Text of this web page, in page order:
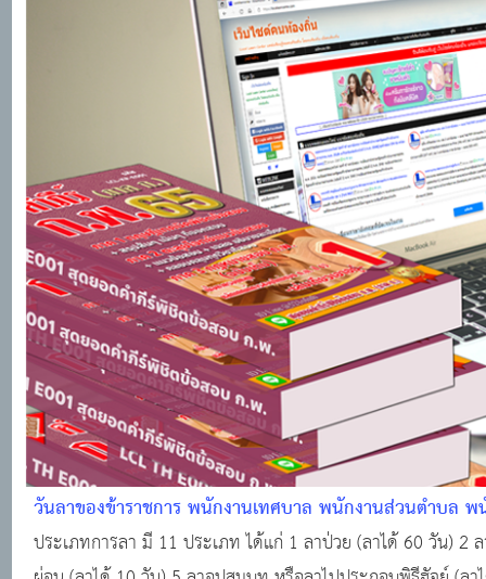
วันลาของข้าราชการ พนักงานเทศบาล พนักงานส่วนตำบล
ท้องถิ่น เช่น ลาป่วย ลากิจส่วนตัว ลาคลอดบุตร ลาพักผ่อน
ประเภทการลา มี 11 ประเภท ได้แก่ 1 ลาป่วย (ลาได้ 60 วัน)